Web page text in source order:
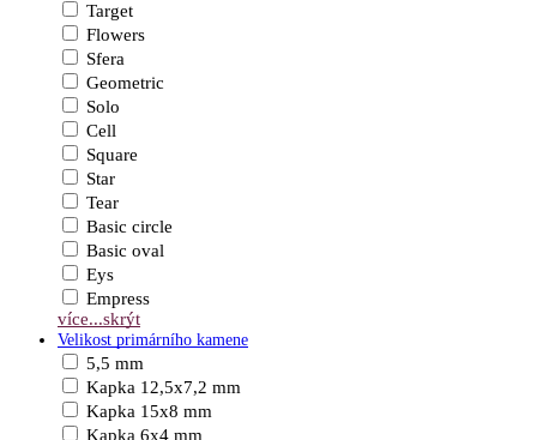
Target
Flowers
Sfera
Geometric
Solo
Cell
Square
Star
Tear
Basic circle
Basic oval
Eys
Empress
více...skrýt
Velikost primárního kamene
5,5 mm
Kapka 12,5x7,2 mm
Kapka 15x8 mm
Kapka 6x4 mm